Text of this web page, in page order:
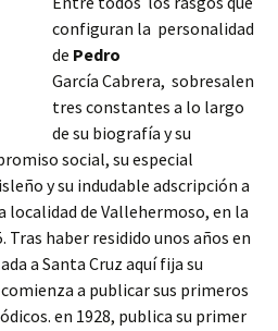
configuran la personalidad
de Pedro
García Cabrera, sobresalen
tres constantes a lo largo
de su biografía y su
social, su especial
y su indudable adscripción a
localidad de Vallehermoso, en la
Tras haber residido unos años en
a Santa Cruz aquí fija su
a publicar sus primeros
en 1928, publica su primer